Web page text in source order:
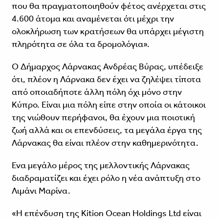
που θα πραγματοποιηθούν φέτος ανέρχεται στις
4.600 άτομα και αναμένεται ότι μέχρι την
ολοκλήρωση των κρατήσεων θα υπάρχει μέγιστη
πληρότητα σε όλα τα δρομολόγια».
Ο Δήμαρχος Λάρνακας Ανδρέας Βύρας, υπέδειξε
ότι, πλέον η Λάρνακα δεν έχει να ζηλέψει τίποτα
από οποιαδήποτε άλλη πόλη όχι μόνο στην
Κύπρο. Είναι μια πόλη είπε στην οποία οι κάτοικοι
της νιώθουν περήφανοι, θα έχουν μια ποιοτική
ζωή αλλά και οι επενδύσεις, τα μεγάλα έργα της
Λάρνακας θα είναι πλέον στην καθημερινότητα.
Ενα μεγάλο μέρος της μελλοντικής Λάρνακας
διαδραματίζει και έχει ρόλο η νέα ανάπτυξη στο
Λιμάνι Μαρίνα.
«Η επένδυση της Kition Ocean Holdings Ltd είναι